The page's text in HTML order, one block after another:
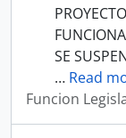
SE
… Read
Funcion